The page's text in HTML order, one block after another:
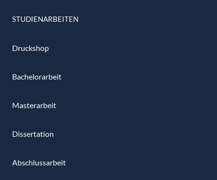
STUDIENARBEITEN
Druckshop
Bachelorarbeit
Masterarbeit
Dissertation
Abschlussarbeit